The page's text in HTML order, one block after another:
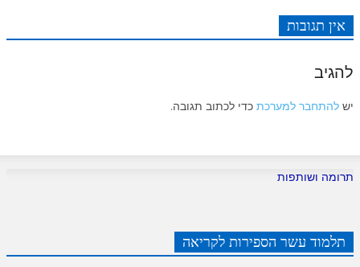
אין תגובות
להגיב
יש להתחבר למערכת כדי לכתוב תגובה.
תרומה ושותפות
תלמוד עשר הספירות לקריאה